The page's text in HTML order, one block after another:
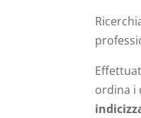
ordina i